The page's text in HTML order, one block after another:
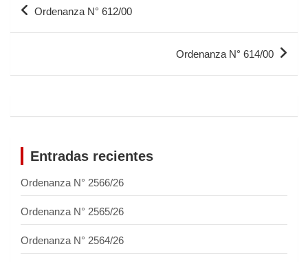
Ordenanza N° 612/00
Ordenanza N° 614/00
Entradas recientes
Ordenanza N° 2566/26
Ordenanza N° 2565/26
Ordenanza N° 2564/26